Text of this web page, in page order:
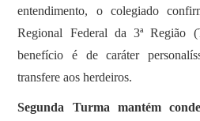
entendimento, o colegiado
Regional Federal da 3ª Região
benefício é de caráter
transfere aos herdeiros.
Segunda Turma mantém